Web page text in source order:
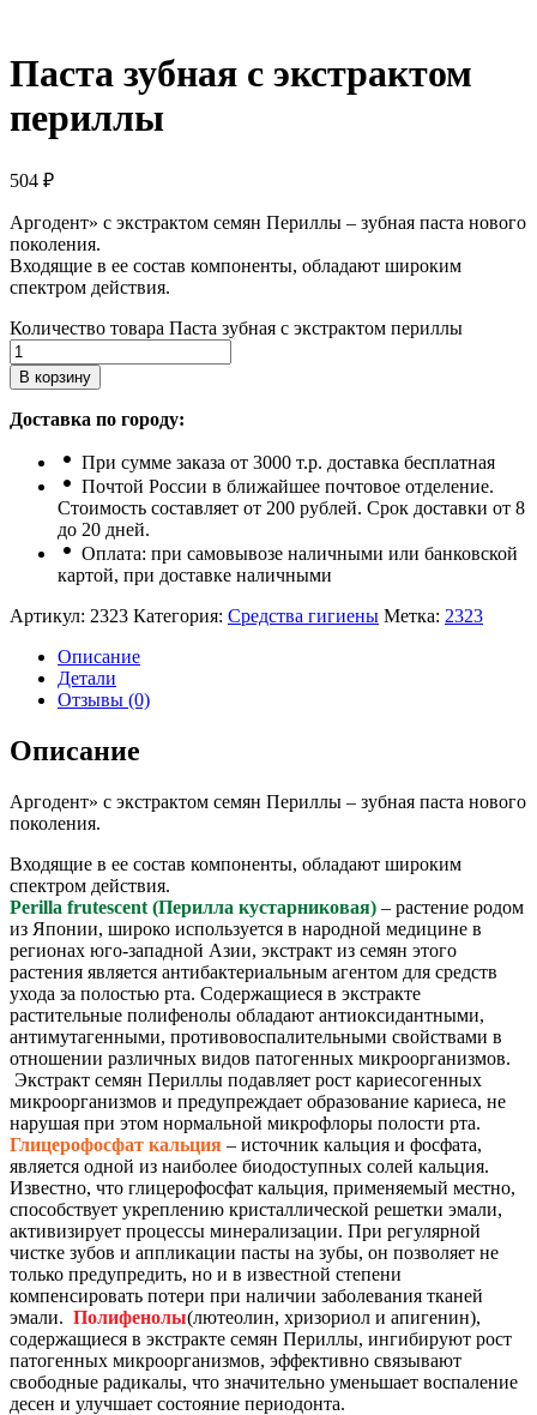
Паста зубная с экстрактом
периллы
504 ₽
Аргодент» с экстрактом семян Периллы – зубная паста нового
поколения.
Входящие в ее состав компоненты, обладают широким
спектром действия.
Количество товара Паста зубная с экстрактом периллы
В корзину
Доставка по городу:
При сумме заказа от 3000 т.р. доставка бесплатная
Почтой России в ближайшее почтовое отделение.
Стоимость составляет от 200 рублей. Срок доставки от 8
до 20 дней.
Оплата: при самовывозе наличными или банковской
картой, при доставке наличными
Артикул: 2323 Категория: Средства гигиены Метка: 2323
Описание
Детали
Отзывы (0)
Описание
Аргодент» с экстрактом семян Периллы – зубная паста нового
поколения.
Входящие в ее состав компоненты, обладают широким
спектром действия.
Perilla frutescent (Перилла кустарниковая) – растение родом
из Японии, широко используется в народной медицине в
регионах юго-западной Азии, экстракт из семян этого
растения является антибактериальным агентом для средств
ухода за полостью рта. Содержащиеся в экстракте
растительные полифенолы обладают антиоксидантными,
антимутагенными, противовоспалительными свойствами в
отношении различных видов патогенных микроорганизмов.
Экстракт семян Периллы подавляет рост кариесогенных
микроорганизмов и предупреждает образование кариеса, не
нарушая при этом нормальной микрофлоры полости рта.
Глицерофосфат кальция – источник кальция и фосфата,
является одной из наиболее биодоступных солей кальция.
Известно, что глицерофосфат кальция, применяемый местно,
способствует укреплению кристаллической решетки эмали,
активизирует процессы минерализации. При регулярной
чистке зубов и аппликации пасты на зубы, он позволяет не
только предупредить, но и в известной степени
компенсировать потери при наличии заболевания тканей
эмали. Полифенолы(лютеолин, хризориол и апигенин),
содержащиеся в экстракте семян Периллы, ингибируют рост
патогенных микроорганизмов, эффективно связывают
свободные радикалы, что значительно уменьшает воспаление
десен и улучшает состояние периодонта.